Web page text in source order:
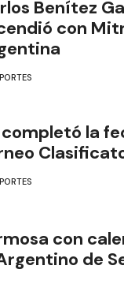
Benítez
con
completó la
con
de